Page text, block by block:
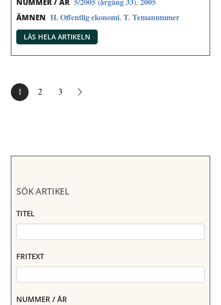
NUMMER / ÅR
ÄMNEN H. Offentlig ekonomi,T. Temanummer
LÄS HELA ARTIKELN
1 2 3
SÖK ARTIKEL
TITEL
FRITEXT
NUMMER / ÅR